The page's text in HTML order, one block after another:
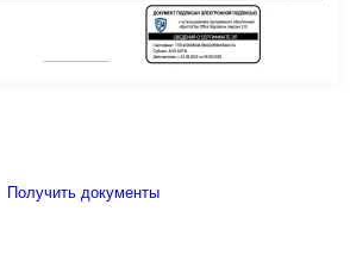
Получить документы